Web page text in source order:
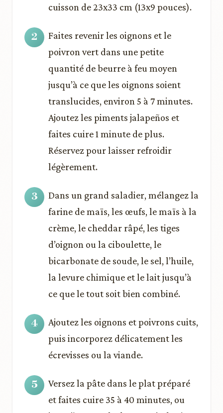
cuisson de 23x33 cm (13x9 pouces).
Faites revenir les oignons et le
poivron vert dans une petite
quantité de beurre à feu moyen
jusqu’à ce que les oignons soient
translucides, environ 5 à 7 minutes.
Ajoutez les piments jalapeños et
faites cuire 1 minute de plus.
Réservez pour laisser refroidir
légèrement.
Dans un grand saladier, mélangez la
farine de maïs, les œufs, le maïs à la
crème, le cheddar râpé, les tiges
d’oignon ou la ciboulette, le
bicarbonate de soude, le sel, l’huile,
la levure chimique et le lait jusqu’à
ce que le tout soit bien combiné.
Ajoutez les oignons et poivrons cuits,
puis incorporez délicatement les
écrevisses ou la viande.
Versez la pâte dans le plat préparé
et faites cuire 35 à 40 minutes, ou